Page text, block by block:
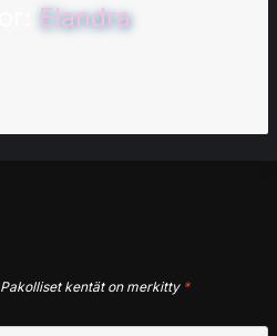
Elandra
Pakolliset kentät on merkitty *